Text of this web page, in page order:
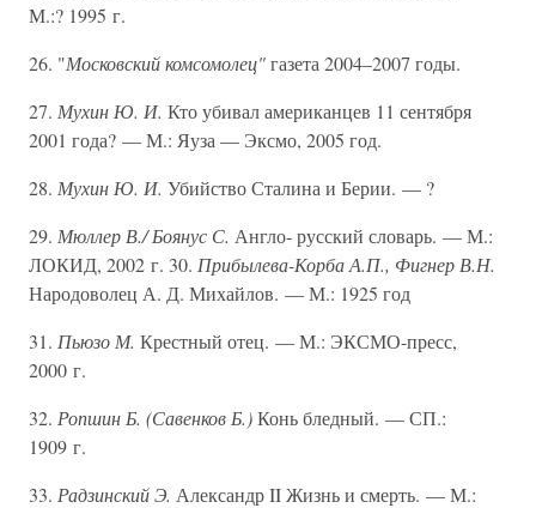
М.:? 1995 г.
26. "Московский комсомолец"газета 2004–2007 годы.
27. Мухин Ю. И. Кто убивал американцев 11 сентября
2001 года? — М.: Яуза — Эксмо, 2005 год.
28. Мухин Ю. И. Убийство Сталина и Берии. — ?
29. Мюллер В./ Боянус С. Англо- русский словарь. — М.:
ЛОКИД, 2002 г. 30. Прибылева-Корба А.П., Фигнер В.Н.
Народоволец А. Д. Михайлов. — М.: 1925 год
31. Пьюзо М. Крестный отец. — М.: ЭКСМО-пресс,
2000 г.
32. Ропшин Б. (Савенков Б.)Конь бледный. — СП.:
1909 г.
33. Радзинский Э. Александр II Жизнь и смерть. — М.: